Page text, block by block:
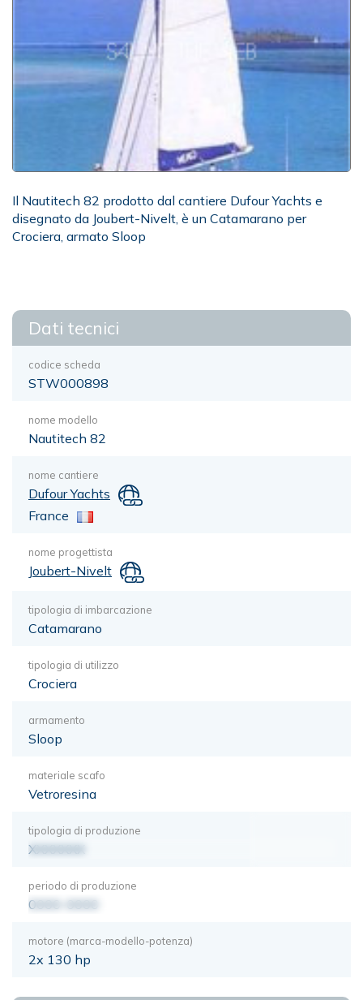
Il Nautitech 82 prodotto dal cantiere Dufour Yachts e
disegnato da Joubert-Nivelt, è un Catamarano per
Crociera, armato Sloop
Dati tecnici
codice scheda
STW000898
nome modello
Nautitech 82
nome cantiere
Dufour Yachts
France
nome progettista
Joubert-Nivelt
tipologia di imbarcazione
Catamarano
tipologia di utilizzo
Crociera
armamento
Sloop
materiale scafo
Vetroresina
tipologia di produzione
XXXXXXX
periodo di produzione
0000-0000
motore (marca-modello-potenza)
2x 130 hp